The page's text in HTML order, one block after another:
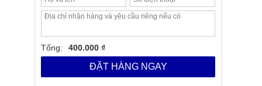
Tổng: 400.000 ₫
ĐẶT HÀNG NGAY